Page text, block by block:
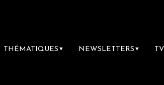
THÉMATIQUES ▼ NEWSLETTERS ▼ TV